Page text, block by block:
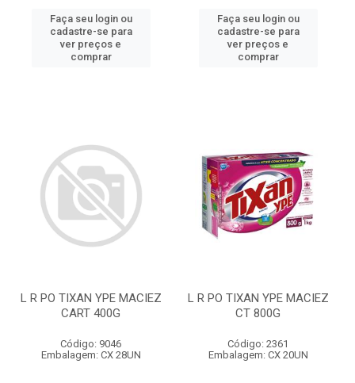
Faça seu login ou
cadastre-se para
ver preços e
comprar
Faça seu login ou
cadastre-se para
ver preços e
comprar
L R PO TIXAN YPE MACIEZ
CART 400G
Código: 9046
Embalagem: CX 28UN
L R PO TIXAN YPE MACIEZ
CT 800G
Código: 2361
Embalagem: CX 20UN